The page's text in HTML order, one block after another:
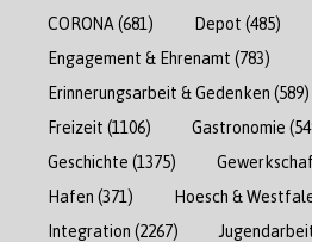
CORONA (681) Depot (485)
Engagement & Ehrenamt (783)
Erinnerungsarbeit & Gedenken (589)
Freizeit (1106) Gastronomie
Geschichte (1375)
Hafen (371) Hoesch &
Integration (2267)